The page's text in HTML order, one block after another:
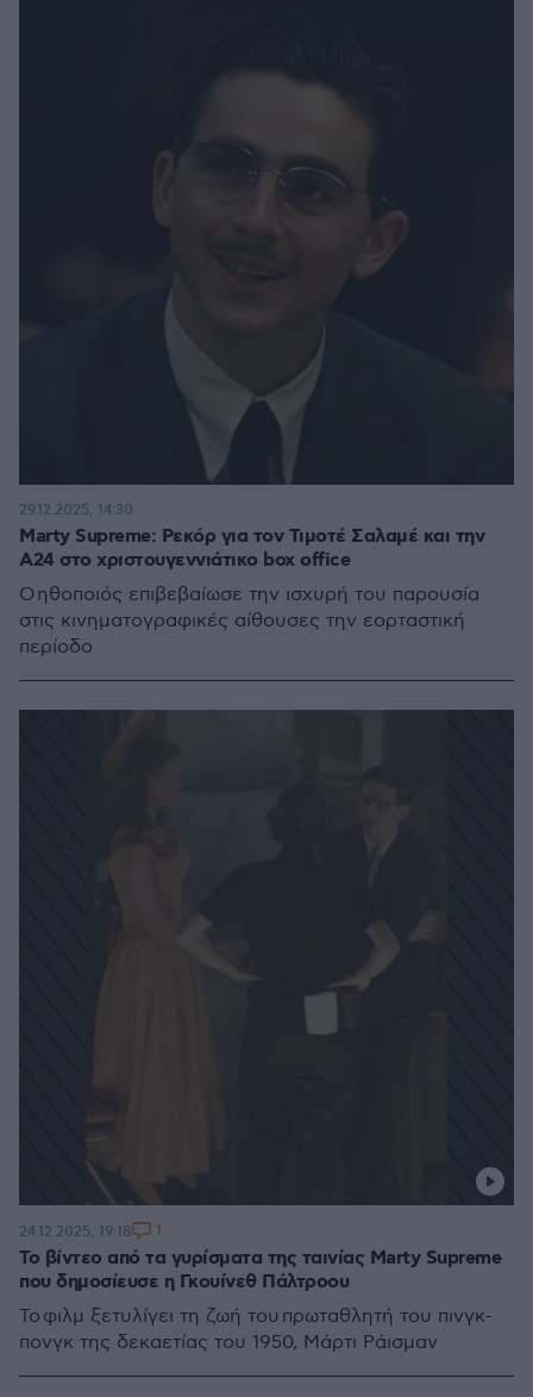
Marty Supreme: Ρεκόρ για τον Τιμοτέ Σαλαμέ και την
A24 στο χριστουγεννιάτικο box office
Ο ηθοποιός επιβεβαίωσε την ισχυρή του παρουσία
στις κινηματογραφικές αίθουσες την εορταστική
περίοδο
29.12.2025, 14:30
Το βίντεο από τα γυρίσματα της ταινίας Marty Supreme
που δημοσίευσε η Γκουίνεθ Πάλτροου
Το φιλμ ξετυλίγει τη ζωή του πρωταθλητή του πινγκ-
πονγκ της δεκαετίας του 1950, Μάρτι Ράισμαν
24.12.2025, 19:18 1